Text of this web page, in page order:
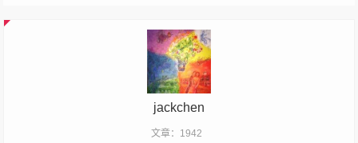
jackchen
文章：1942